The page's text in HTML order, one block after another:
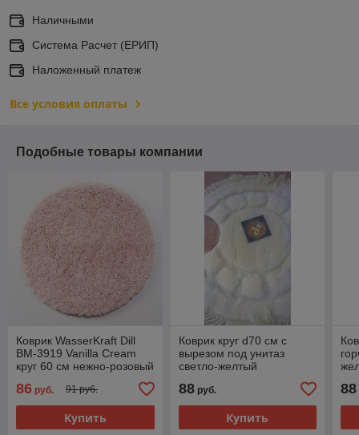
Наличными
Система Расчет (ЕРИП)
Наложенный платеж
Все условия оплаты
Подобные товары компании
Коврик WasserKraft Dill
BM-3919 Vanilla Cream
круг 60 см нежно-розовый
86 руб. 91 руб.
Купить
Коврик круг d70 cм с
вырезом под унитаз
светло-желтый
88руб.
Купить
88